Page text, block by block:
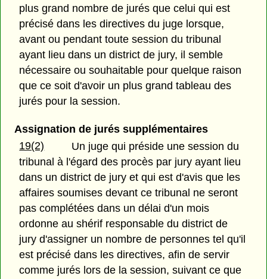
plus grand nombre de jurés que celui qui est
précisé dans les directives du juge lorsque,
avant ou pendant toute session du tribunal
ayant lieu dans un district de jury, il semble
nécessaire ou souhaitable pour quelque raison
que ce soit d'avoir un plus grand tableau des
jurés pour la session.
Assignation de jurés supplémentaires
19(2)
Un juge qui préside une session du
tribunal à l'égard des procès par jury ayant lieu
dans un district de jury et qui est d'avis que les
affaires soumises devant ce tribunal ne seront
pas complétées dans un délai d'un mois
ordonne au shérif responsable du district de
jury d'assigner un nombre de personnes tel qu'il
est précisé dans les directives, afin de servir
comme jurés lors de la session, suivant ce que